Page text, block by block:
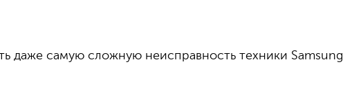
даже самую сложную неисправность техники Samsung